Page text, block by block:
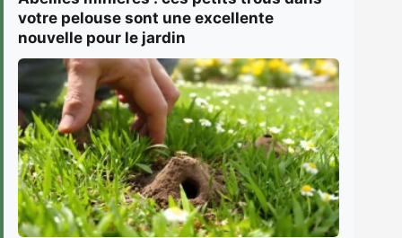
votre pelouse sont une excellente
nouvelle pour le jardin